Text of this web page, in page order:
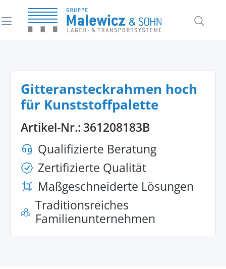
springen
Gitteransteckrahmen hoch
für Kunststoffpalette
Artikel-Nr.: 361208183B
Qualifizierte Beratung
Zertifizierte Qualität
Maßgeschneiderte Lösungen
Traditionsreiches
Familienunternehmen